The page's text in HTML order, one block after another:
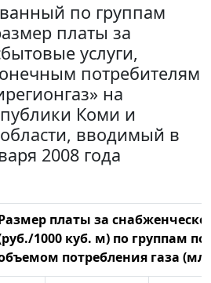
по группам
платы за
услуги,
потребителям
на
Коми и
вводимый в
2008 года
платы за
1000 куб. м) по группам
потребления газа